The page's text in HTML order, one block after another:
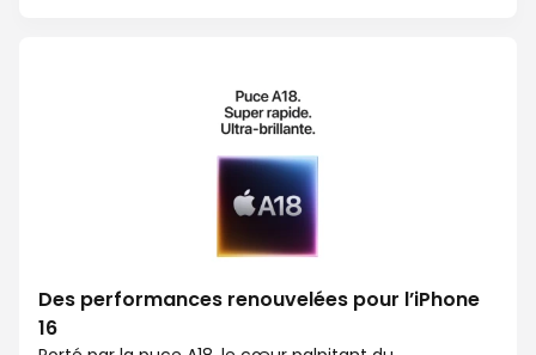
Des performances renouvelées pour l’iPhone
16